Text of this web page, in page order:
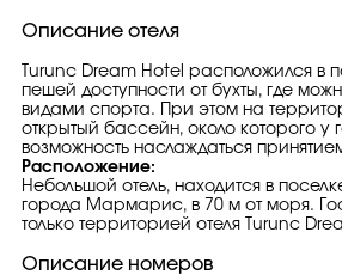
Описание отеля
Turunc Dream Hotel расположился в
пешей доступности от бухты, где
видами спорта. При этом на
открытый бассейн, около которого у
возможность наслаждаться
Расположение:
Небольшой отель, находится в
города Мармарис, в 70 м от моря.
только территорией отеля Turunc
Описание номеров